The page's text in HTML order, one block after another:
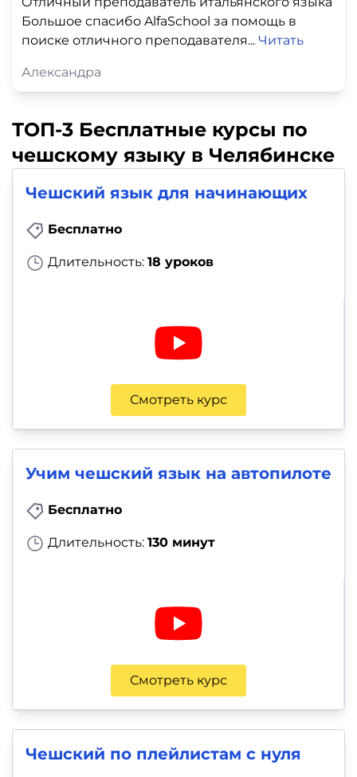
Большое спасибо AlfaSchool за помощь в
поиске отличного преподавателя... Читать
Александра
ТОП-3 Бесплатные курсы по
чешскому языку в Челябинске
Чешский язык для начинающих
Бесплатно
Длительность: 18 уроков
Смотреть курс
Учим чешский язык на автопилоте
Бесплатно
Длительность: 130 минут
Смотреть курс
Чешский по плейлистам с нуля